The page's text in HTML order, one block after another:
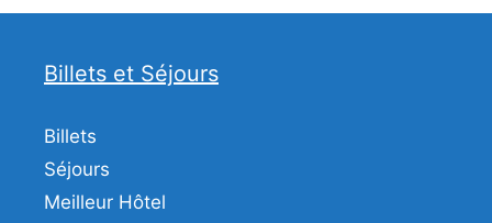
Billets et Séjours
Billets
Séjours
Meilleur Hôtel